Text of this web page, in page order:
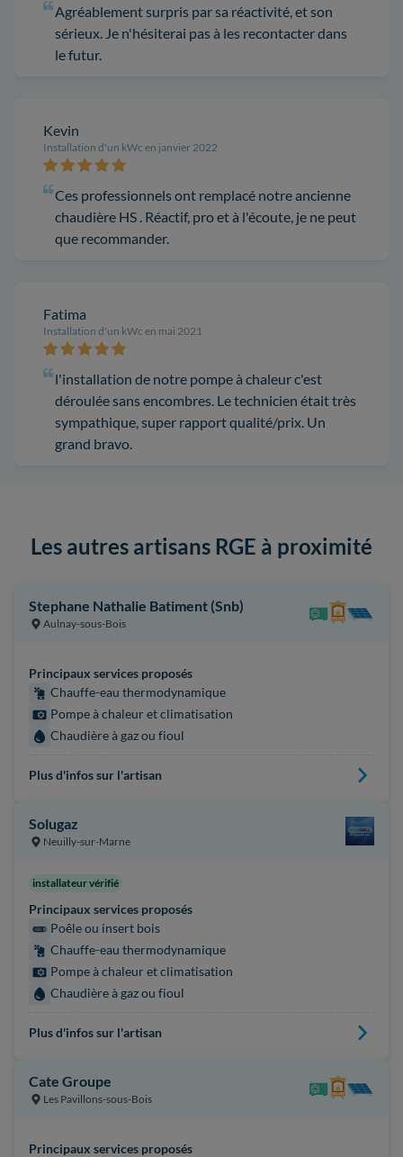
Agréablement surpris par sa réactivité, et son
sérieux. Je n'hésiterai pas à les recontacter dans
le futur.
Kevin
Installation d'un kWc en janvier 2022
Ces professionnels ont remplacé notre ancienne
chaudière HS . Réactif, pro et à l'écoute, je ne peut
que recommander.
Fatima
Installation d'un kWc en mai 2021
l'installation de notre pompe à chaleur c'est
déroulée sans encombres. Le technicien était très
sympathique, super rapport qualité/prix. Un
grand bravo.
Les autres artisans RGE à proximité
Stephane Nathalie Batiment (Snb)
Aulnay-sous-Bois
Principaux services proposés
Chauffe-eau thermodynamique
Pompe à chaleur et climatisation
Chaudière à gaz ou fioul
Plus d'infos sur l'artisan
Solugaz
Neuilly-sur-Marne
installateur vérifié
Principaux services proposés
Poêle ou insert bois
Chauffe-eau thermodynamique
Pompe à chaleur et climatisation
Chaudière à gaz ou fioul
Plus d'infos sur l'artisan
Cate Groupe
Les Pavillons-sous-Bois
Principaux services proposés